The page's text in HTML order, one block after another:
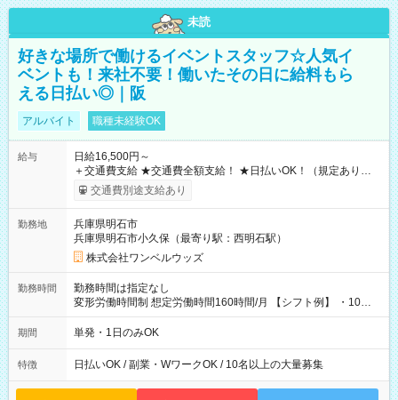
未読
好きな場所で働けるイベントスタッフ☆人気イ
ベントも！来社不要！働いたその日に給料もら
える日払い◎｜阪
アルバイト 職種未経験OK
給与
日給16,500円～
＋交通費支給 ★交通費全額支給！ ★日払いOK！（規定あり） ┗
働いたその日に現金GET♪ お仕事後はコンビニATMから 日払
交通費別途支給あり
勤務地
兵庫県明石市
兵庫県明石市小久保（最寄り駅：西明石駅）
株式会社ワンベルウッズ
勤務時間
勤務時間は指定なし
変形労働時間制 想定労働時間160時間/月 【シフト例】 ・10：
00～20：00
期間 単発・1日のみOK
特徴 日払いOK / 副業・WワークOK / 10名以上の大量募集